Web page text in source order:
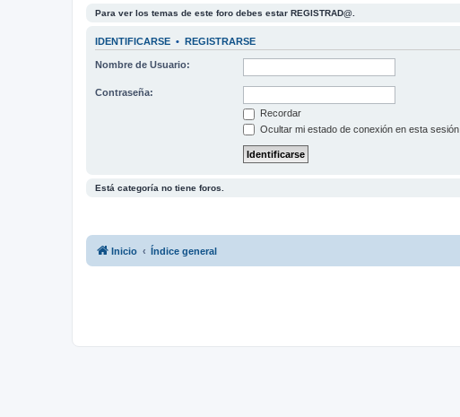
Para ver los temas de este foro debes estar REGISTRAD@.
IDENTIFICARSE • REGISTRARSE
Nombre de Usuario:
Contraseña:
Recordar
Ocultar mi estado de conexión en esta sesión
Está categoría no tiene foros.
Inicio Índice general